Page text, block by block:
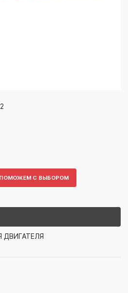
ПОМОЖЕМ С ВЫБОРОМ